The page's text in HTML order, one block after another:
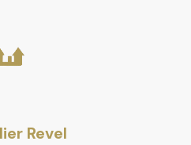
votre bien ou votre
disponibles et investis.
Revel